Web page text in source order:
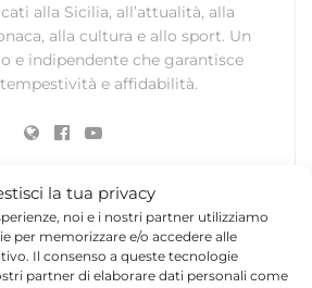
la tua privacy
noi e i nostri partner utilizziamo
per memorizzare e/o accedere alle
Il consenso a queste tecnologie
partner di elaborare dati personali come
alla Sicilia, all’attualità, alla
alla cultura e allo sport. Un
e indipendente che garantisce
e affidabilità.